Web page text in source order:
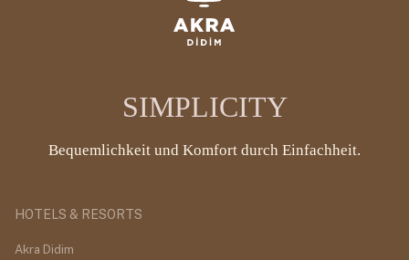
SIMPLICITY
Bequemlichkeit und Komfort durch Einfachheit.
HOTELS & RESORTS
Akra Didim